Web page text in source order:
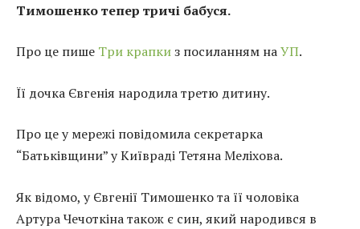
Тимошенко тепер тричі бабуся.
Про це пише Три крапкиз посиланням наУП.
Її дочка Євгенія народила третю дитину.
Про це у мережі повідомила секретарка
“Батьківщини” у Київраді Тетяна Меліхова.
Як відомо, у Євгенії Тимошенко та її чоловіка
Артура Чечоткіна також є син, який народився в